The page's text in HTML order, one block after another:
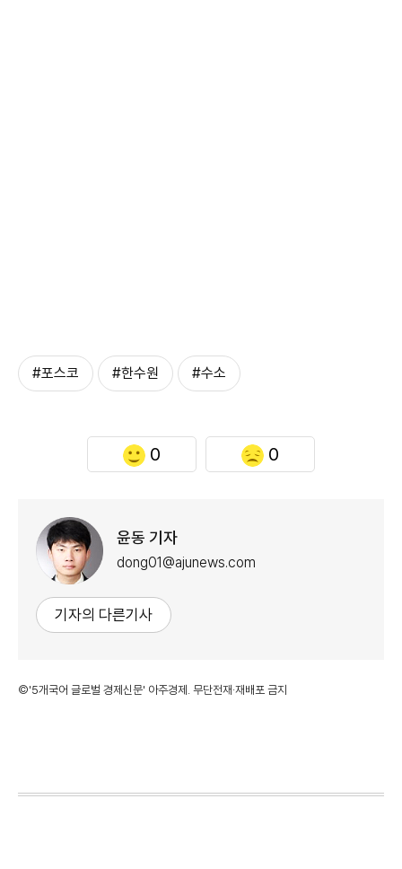
#포스코 #한수원 #수소
0 0
윤동 기자
dong01@ajunews.com
기자의 다른기사
©'5개국어 글로벌 경제신문' 아주경제. 무단전재·재배포 금지